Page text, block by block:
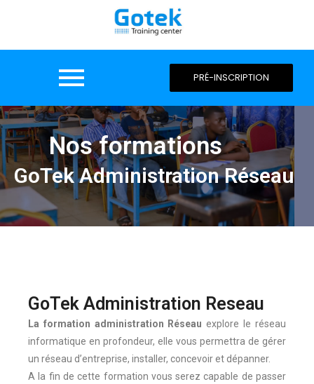
PRÉ-INSCRIPTION
Nos formations
GoTek Administration Réseau
GoTek Administration Reseau
La formation administration Réseau explore le réseau
informatique en profondeur, elle vous permettra de gérer
un réseau d’entreprise, installer, concevoir et dépanner.
A la fin de cette formation vous serez capable de passer